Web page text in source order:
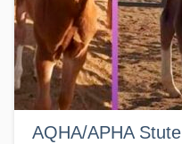
AQHA/APHA